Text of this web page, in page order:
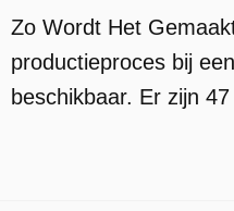
Zo Wordt Het
productieproces bij
beschikbaar. Er zijn